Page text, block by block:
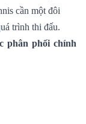
cần một đôi
trình thi đấu.
phân phối chính